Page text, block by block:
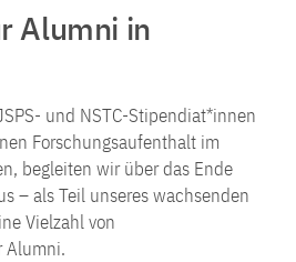
Alumni in
und NSTC-Stipendiat*innen
Forschungsaufenthalt im
begleiten wir über das Ende
– als Teil unseres wachsenden
Vielzahl von
Alumni.